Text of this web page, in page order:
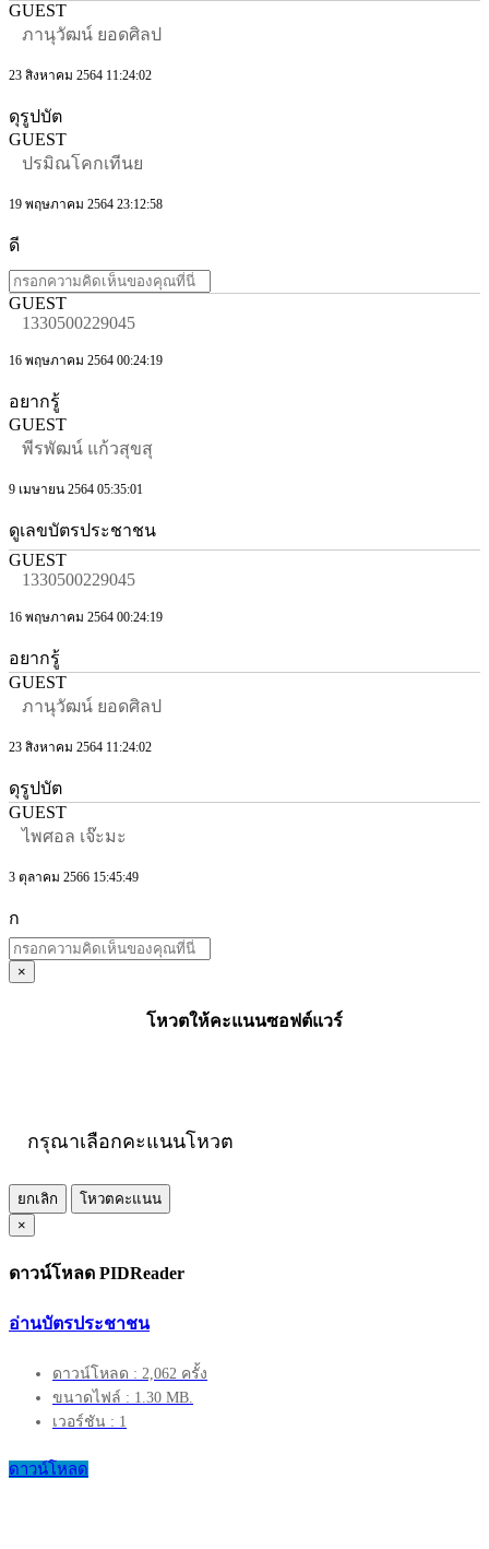
GUEST
ภานุวัฒน์ ยอดศิลป
23 สิงหาคม 2564 11:24:02
ดุรูปบัต
GUEST
ปรมิณโคกเทีนย
19 พฤษภาคม 2564 23:12:58
ดี
GUEST
1330500229045
16 พฤษภาคม 2564 00:24:19
อยากรู้
GUEST
พีรพัฒน์ แก้วสุขสุ
9 เมษายน 2564 05:35:01
ดูเลขบัตรประชาชน
GUEST
1330500229045
16 พฤษภาคม 2564 00:24:19
อยากรู้
GUEST
ภานุวัฒน์ ยอดศิลป
23 สิงหาคม 2564 11:24:02
ดุรูปบัต
GUEST
ไพศอล เจ๊ะมะ
3 ตุลาคม 2566 15:45:49
ก
×
โหวตให้คะแนนซอฟต์แวร์
กรุณาเลือกคะแนนโหวต
ยกเลิก
โหวตคะแนน
×
ดาวน์โหลด PIDReader
อ่านบัตรประชาชน
ดาวน์โหลด : 2,062 ครั้ง
ขนาดไฟล์ : 1.30 MB.
เวอร์ชัน : 1
ดาวน์โหลด